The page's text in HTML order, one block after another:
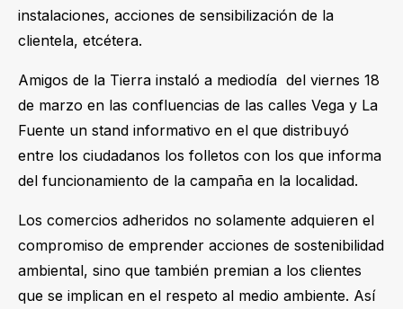
instalaciones, acciones de sensibilización de la
clientela, etcétera.
Amigos de la Tierra instaló a mediodía del viernes 18
de marzo en las confluencias de las calles Vega y La
Fuente un stand informativo en el que distribuyó
entre los ciudadanos los folletos con los que informa
del funcionamiento de la campaña en la localidad.
Los comercios adheridos no solamente adquieren el
compromiso de emprender acciones de sostenibilidad
ambiental, sino que también premian a los clientes
que se implican en el respeto al medio ambiente. Así